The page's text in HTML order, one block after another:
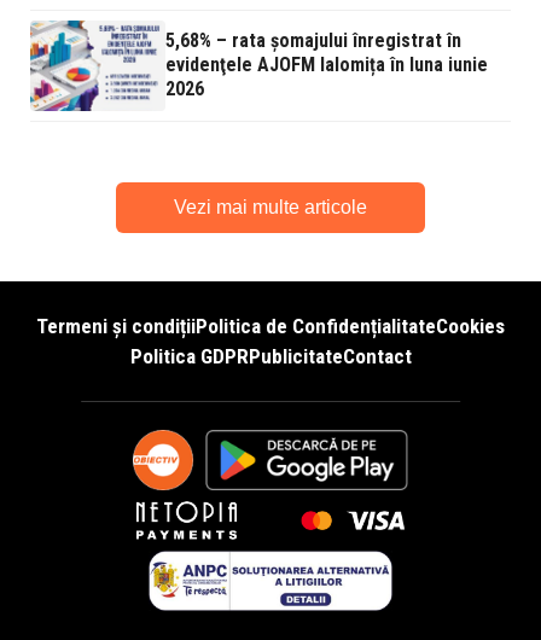
5,68% – rata şomajului înregistrat în
evidenţele AJOFM Ialomița în luna iunie
2026
Vezi mai multe articole
Termeni și condițiiPolitica de ConfidențialitateCookies
Politica GDPRPublicitateContact